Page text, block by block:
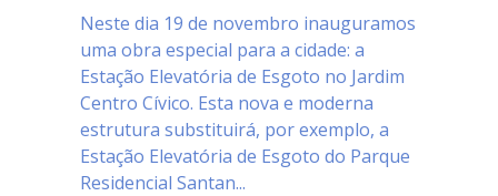
Neste dia 19 de novembro inauguramos
uma obra especial para a cidade: a
Estação Elevatória de Esgoto no Jardim
Centro Cívico. Esta nova e moderna
estrutura substituirá, por exemplo, a
Estação Elevatória de Esgoto do Parque
Residencial Santan...